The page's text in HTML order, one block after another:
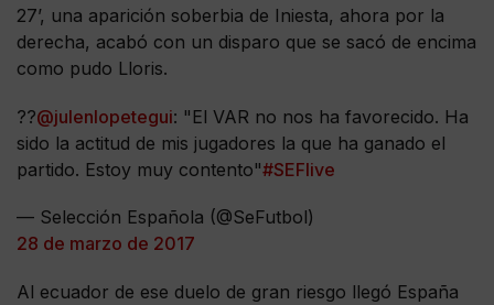
27’, una aparición soberbia de Iniesta, ahora por la
derecha, acabó con un disparo que se sacó de encima
como pudo Lloris.
??@julenlopetegui: "El VAR no nos ha favorecido. Ha
sido la actitud de mis jugadores la que ha ganado el
partido. Estoy muy contento"#SEFlive
— Selección Española (@SeFutbol)
28 de marzo de 2017
Al ecuador de ese duelo de gran riesgo llegó España